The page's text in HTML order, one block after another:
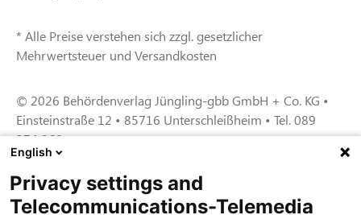
* Alle Preise verstehen sich zzgl. gesetzlicher
Mehrwertsteuer und Versandkosten
© 2026 Behördenverlag Jüngling-gbb GmbH + Co. KG •
Einsteinstraße 12 • 85716 Unterschleißheim • Tel. 089
374 360
Zertifiziert für das Sicherheitsmanagem
English
Privacy settings and
Telecommunications-Telemedia